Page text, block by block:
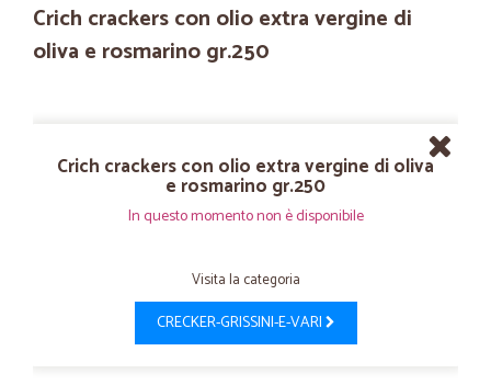
Crich crackers con olio extra vergine di
oliva e rosmarino gr.250
Crich crackers con olio extra vergine di oliva
e rosmarino gr.250
In questo momento non è disponibile
Visita la categoria
CRECKER-GRISSINI-E-VARI